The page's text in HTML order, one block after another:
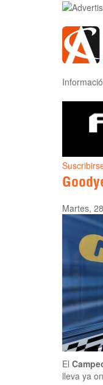
Martes,
El
lleva ya